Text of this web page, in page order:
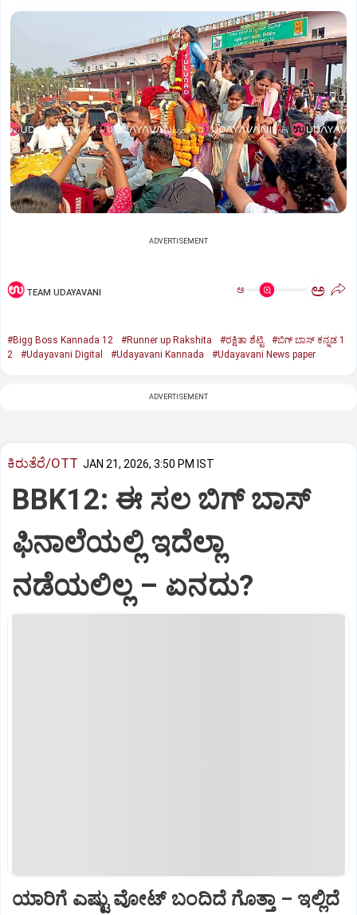
ADVERTISEMENT
TEAM UDAYAVANI ಅ ಅ
#Bigg Boss Kannada 12 #Runner up Rakshita #ರಕ್ಷಿತಾ ಶೆಟ್ಟಿ
#ಬಿಗ್‌ ಬಾಸ್‌ ಕನ್ನಡ 1
2
#Udayavani Digital #Udayavani Kannada #Udayavani News paper
ADVERTISEMENT
ಕಿರುತೆರೆ/OTT JAN 21, 2026, 3:50 PM IST
BBK12: ಈ ಸಲ ಬಿಗ್‌ ಬಾಸ್‌
ಫಿನಾಲೆಯಲ್ಲಿ ಇದೆಲ್ಲಾ
ನಡೆಯಲಿಲ್ಲ – ಏನದು?
ಯಾರಿಗೆ ಎಷ್ಟು ವೋಟ್‌ ಬಂದಿದೆ ಗೊತ್ತಾ – ಇಲ್ಲಿದೆ